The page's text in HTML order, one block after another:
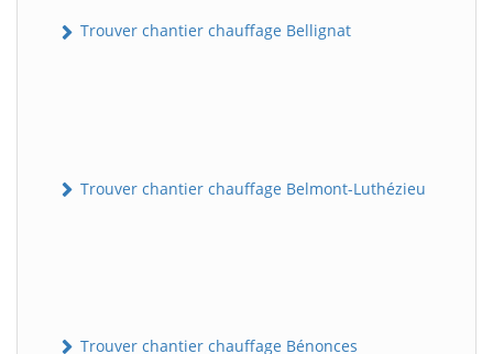
Trouver chantier chauffage Bellignat
Trouver chantier chauffage Belmont-Luthézieu
Trouver chantier chauffage Bénonces